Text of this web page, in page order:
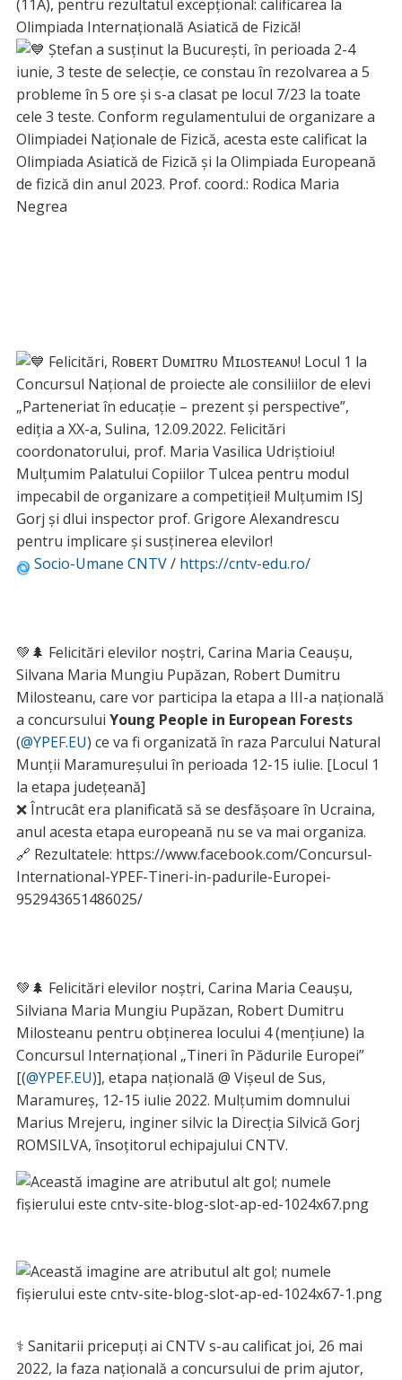
(11A), pentru rezultatul excepțional: calificarea la
Olimpiada Internațională Asiatică de Fizică!
Ștefan a susținut la București, în perioada 2-4
iunie, 3 teste de selecție, ce constau în rezolvarea a 5
probleme în 5 ore și s-a clasat pe locul 7/23 la toate
cele 3 teste. Conform regulamentului de organizare a
Olimpiadei Naționale de Fizică, acesta este calificat la
Olimpiada Asiatică de Fizică și la Olimpiada Europeană
de fizică din anul 2023. Prof. coord.: Rodica Maria
Negrea
Felicitări, Rᴏʙᴇʀᴛ Dᴜᴍɪᴛʀᴜ Mɪʟᴏsᴛᴇᴀɴᴜ! Locul 1 la
Concursul Național de proiecte ale consiliilor de elevi
„Parteneriat în educație – prezent și perspective”,
ediția a XX-a, Sulina, 12.09.2022. Felicitări
coordonatorului, prof. Maria Vasilica Udriștioiu!
Mulțumim Palatului Copiilor Tulcea pentru modul
impecabil de organizare a competiției! Mulțumim ISJ
Gorj și dlui inspector prof. Grigore Alexandrescu
pentru implicare și susținerea elevilor!
Socio-Umane CNTV/ https://cntv-edu.ro/
💚🌲 Felicitări elevilor noștri, Carina Maria Ceaușu,
Silvana Maria Mungiu Pupăzan, Robert Dumitru
Milosteanu, care vor participa la etapa a III-a națională
a concursului Young People in European Forests
(@YPEF.EU) ce va fi organizată în raza Parcului Natural
Munții Maramureșului în perioada 12-15 iulie. [Locul 1
la etapa județeană]
❌ Întrucât era planificată să se desfășoare în Ucraina,
anul acesta etapa europeană nu se va mai organiza.
🔗 Rezultatele: https://www.facebook.com/Concursul-
International-YPEF-Tineri-in-padurile-Europei-
952943651486025/
💚🌲 Felicitări elevilor noștri, Carina Maria Ceaușu,
Silviana Maria Mungiu Pupăzan, Robert Dumitru
Milosteanu pentru obținerea locului 4 (mențiune) la
Concursul Internațional „Tineri în Pădurile Europei”
[(@YPEF.EU)], etapa națională @ Vișeul de Sus,
Maramureș, 12-15 iulie 2022. Mulțumim domnului
Marius Mrejeru, inginer silvic la Direcția Silvică Gorj
ROMSILVA, însoțitorul echipajului CNTV.
⚕️ Sanitarii pricepuți ai CNTV s-au calificat joi, 26 mai
2022, la faza națională a concursului de prim ajutor,